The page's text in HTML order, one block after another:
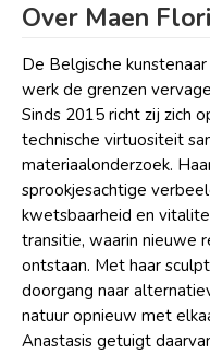
Over Maen
De Belgische
werk de grenzen
Sinds 2015 richt zij zich
technische virtuositeit
materiaalonderzoek.
sprookjesachtige
kwetsbaarheid en
transitie, waarin nieuwe
ontstaan. Met haar
doorgang naar
natuur opnieuw met
Anastasis getuigt